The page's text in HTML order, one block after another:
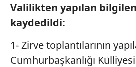
Valilikten yapılan
kaydedildi:
1- Zirve toplantılarının
Cumhurbaşkanlığı